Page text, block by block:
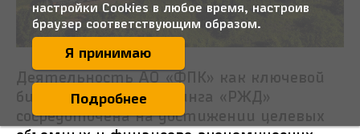
Деятельность АО «ФПК» как ключевой
бизнес-единицы холдинга «РЖД»
сосредоточена на достижении целевых
настройки Cookies в любое время, настроив
браузер соответствующим образом.
Я принимаю
Подробнее